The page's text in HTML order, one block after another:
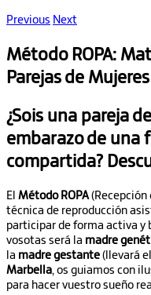
Previous Next
Método ROPA:
Parejas de
¿Sois una pareja
embarazo de una
compartida?
El Método ROPA(Recepción
técnica de reproducción
participar de forma activa y
vosotas será la madre
la madre gestante(llevará
Marbella, os guiamos con
para hacer vuestro sueño